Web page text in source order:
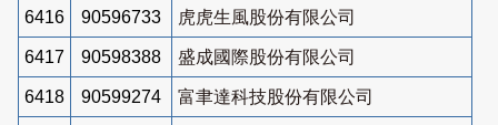
6416 90596733 虎虎生風股份有限公司
6417 90598388 盛成國際股份有限公司
6418 90599274 富聿達科技股份有限公司